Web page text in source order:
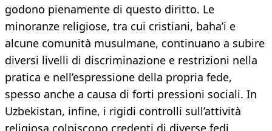
godono pienamente di questo diritto. Le
minoranze religiose, tra cui cristiani, baha’i e
alcune comunità musulmane, continuano a subire
diversi livelli di discriminazione e restrizioni nella
pratica e nell’espressione della propria fede,
spesso anche a causa di forti pressioni sociali. In
Uzbekistan, infine, i rigidi controlli sull’attività
religiosa colpiscono credenti di diverse fedi,